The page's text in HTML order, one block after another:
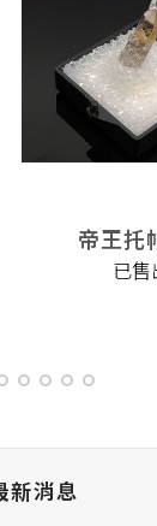
帝王托
已售
新消息